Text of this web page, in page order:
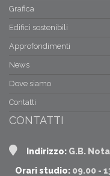
15/12/2017 09:11
Secondo bando
Grafica
Edifici sostenibili
Approfondimenti
News
Dove siamo
Contatti
CONTATTI
Indirizzo: G.B.
Orari studio: 09.00 -